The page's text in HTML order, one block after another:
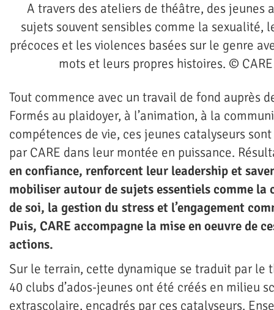
A travers des ateliers de théâtre, des jeunes
sujets souvent sensibles comme la sexualité,
précoces et les violences basées sur le genre
mots et leurs propres histoires. ©
Tout commence avec un travail de fond auprès
Formés au plaidoyer, à l’animation, à la
compétences de vie, ces jeunes catalyseurs
par CARE dans leur montée en puissance.
en confiance, renforcent leur leadership et
mobiliser autour de sujets essentiels comme la
de soi, la gestion du stress et l’engagement
Puis, CARE accompagne la mise en oeuvre de
actions.
Sur le terrain, cette dynamique se traduit par le
40 clubs d’ados-jeunes ont été créés en milieu
extrascolaire, encadrés par ces catalyseurs.